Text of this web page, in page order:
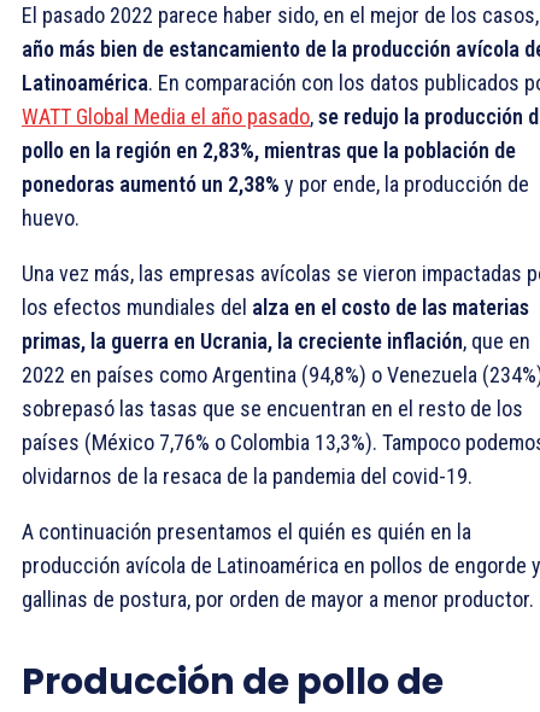
El pasado 2022 parece haber sido, en el mejor de los
año más bien de estancamiento de la producción avícola
Latinoamérica. En comparación con los datos publicados
WATT Global Media el año pasado,se redujo la producción
pollo en la región en 2,83%, mientras que la población de
ponedoras aumentó un 2,38% y por ende, la producción de
huevo.
Una vez más, las empresas avícolas se vieron impactadas
los efectos mundiales del alza en el costo de las materias
primas, la guerra en Ucrania, la creciente inflación, que en
2022 en países como Argentina (94,8%) o Venezuela
sobrepasó las tasas que se encuentran en el resto de los
países (México 7,76% o Colombia 13,3%). Tampoco
olvidarnos de la resaca de la pandemia del covid-19.
A continuación presentamos el quién es quién en la
producción avícola de Latinoamérica en pollos de engorde y
gallinas de postura, por orden de mayor a menor productor.
Producción de pollo de